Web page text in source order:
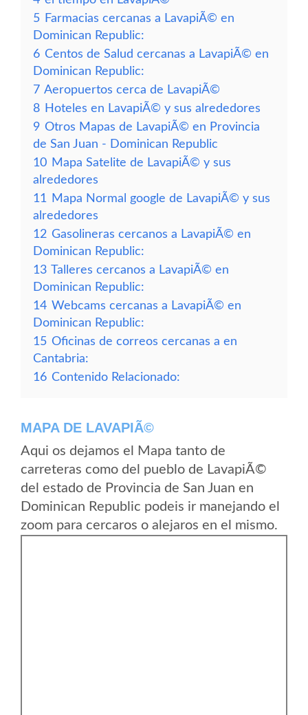
5 Farmacias cercanas a LavapiÃ© en
Dominican Republic:
6 Centos de Salud cercanas a LavapiÃ© en
Dominican Republic:
7 Aeropuertos cerca de LavapiÃ©
8 Hoteles en LavapiÃ© y sus alrededores
9 Otros Mapas de LavapiÃ© en Provincia
de San Juan - Dominican Republic
10 Mapa Satelite de LavapiÃ© y sus
alrededores
11
Mapa Normal google de LavapiÃ© y sus
alrededores
12 Gasolineras cercanos a LavapiÃ© en
Dominican Republic:
13 Talleres cercanos a LavapiÃ© en
Dominican Republic:
14 Webcams cercanas a LavapiÃ© en
Dominican Republic:
15 Oficinas de correos cercanas a en
Cantabria:
16 Contenido Relacionado:
MAPA DE LAVAPIÃ©
Aqui os dejamos el Mapa tanto de
carreteras como del pueblo de LavapiÃ©
del estado de Provincia de San Juan en
Dominican Republic podeis ir manejando el
zoom para cercaros o alejaros en el mismo.